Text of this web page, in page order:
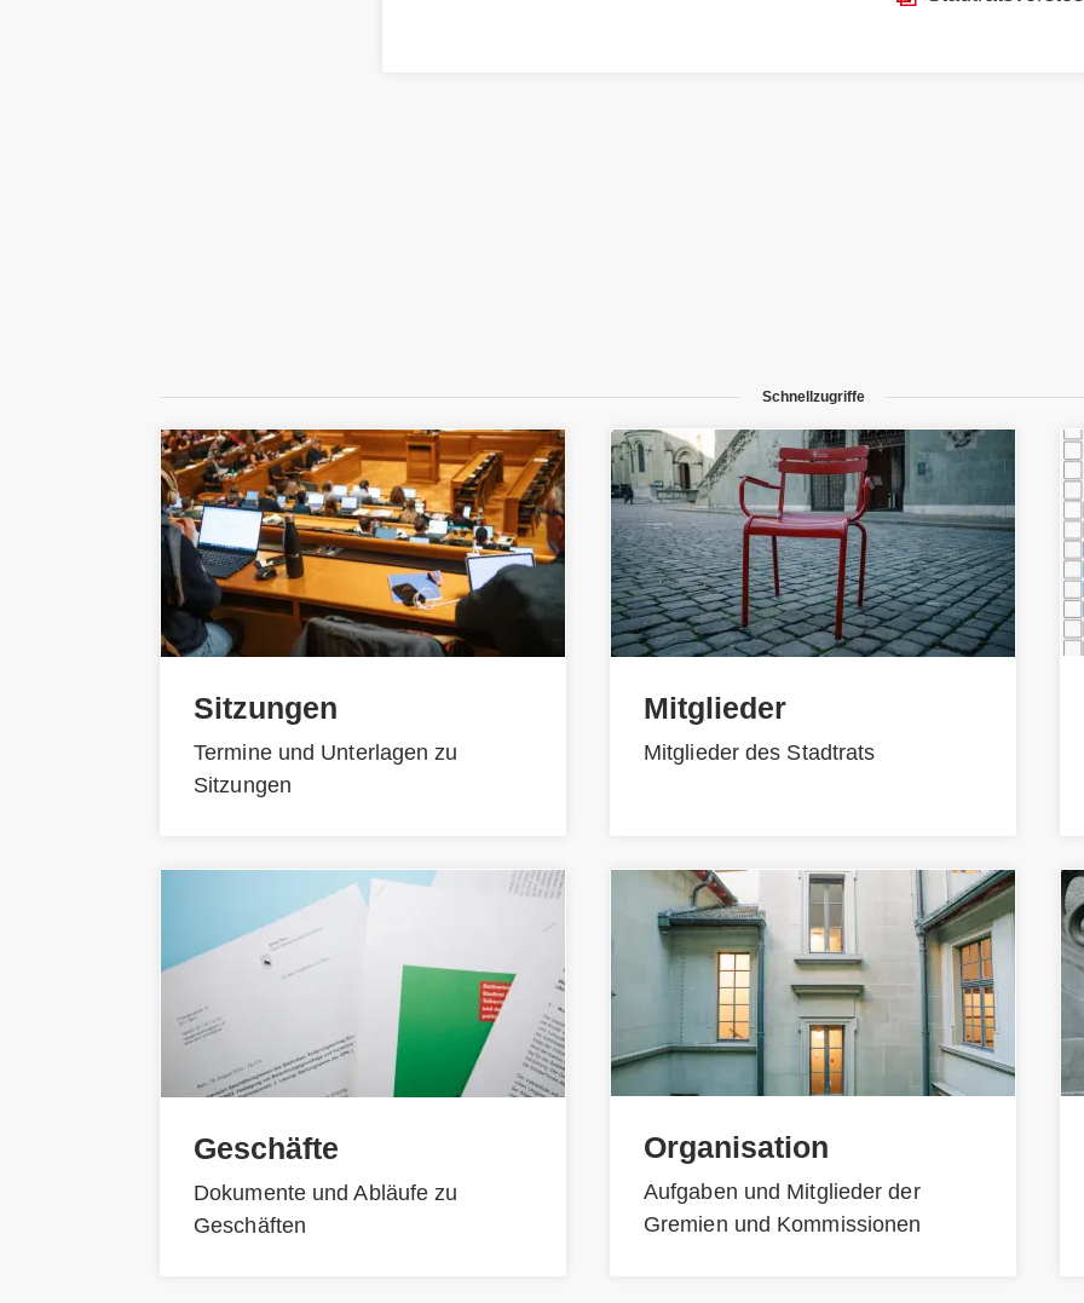
Schnellzugriffe
Sitzungen
Termine und Unterlagen zu
Sitzungen
Geschäfte
Dokumente und Abläufe zu
Geschäften
Mitglieder
Mitglieder des Stadtrats
Organisation
Aufgaben und Mitglieder der
Gremien und Kommissionen